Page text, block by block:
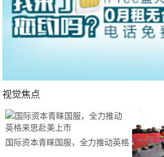
视觉焦点
国际资本青睐国服，全力推动英格